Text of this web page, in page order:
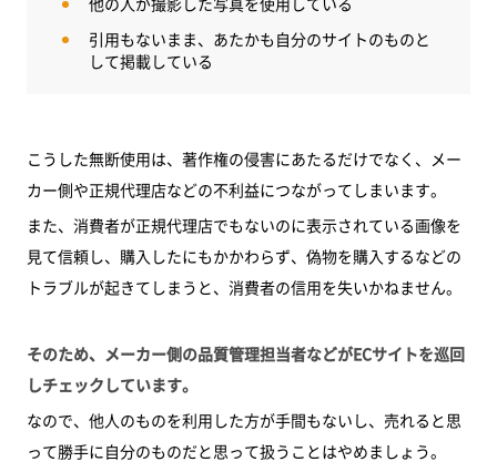
引用もないまま、あたかも自分のサイトのものと
して掲載している
こうした無断使用は、著作権の侵害にあたるだけでなく、メー
カー側や正規代理店などの不利益につながってしまいます。
また、消費者が正規代理店でもないのに表示されている画像を
見て信頼し、購入したにもかかわらず、偽物を購入するなどの
トラブルが起きてしまうと、消費者の信用を失いかねません。
そのため、メーカー側の品質管理担当者などがECサイトを巡回
しチェックしています。
なので、他人のものを利用した方が手間もないし、売れると思
って勝手に自分のものだと思って扱うことはやめましょう。